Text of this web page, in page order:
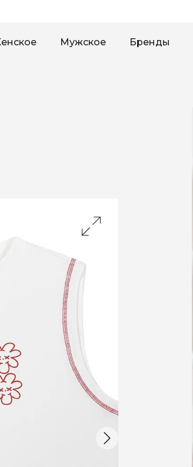
Мужское Бренды